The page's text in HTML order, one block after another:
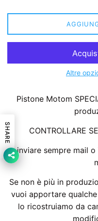
Altre
Pistone Motom
CONTROLLARE
inviare sempre mail
Se non è più in
vuoi apportare
lo ricostruiamo da
SHARE